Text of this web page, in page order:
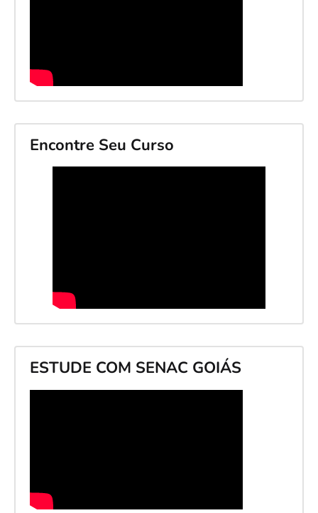
Encontre Seu Curso
ESTUDE COM SENAC GOIÁS